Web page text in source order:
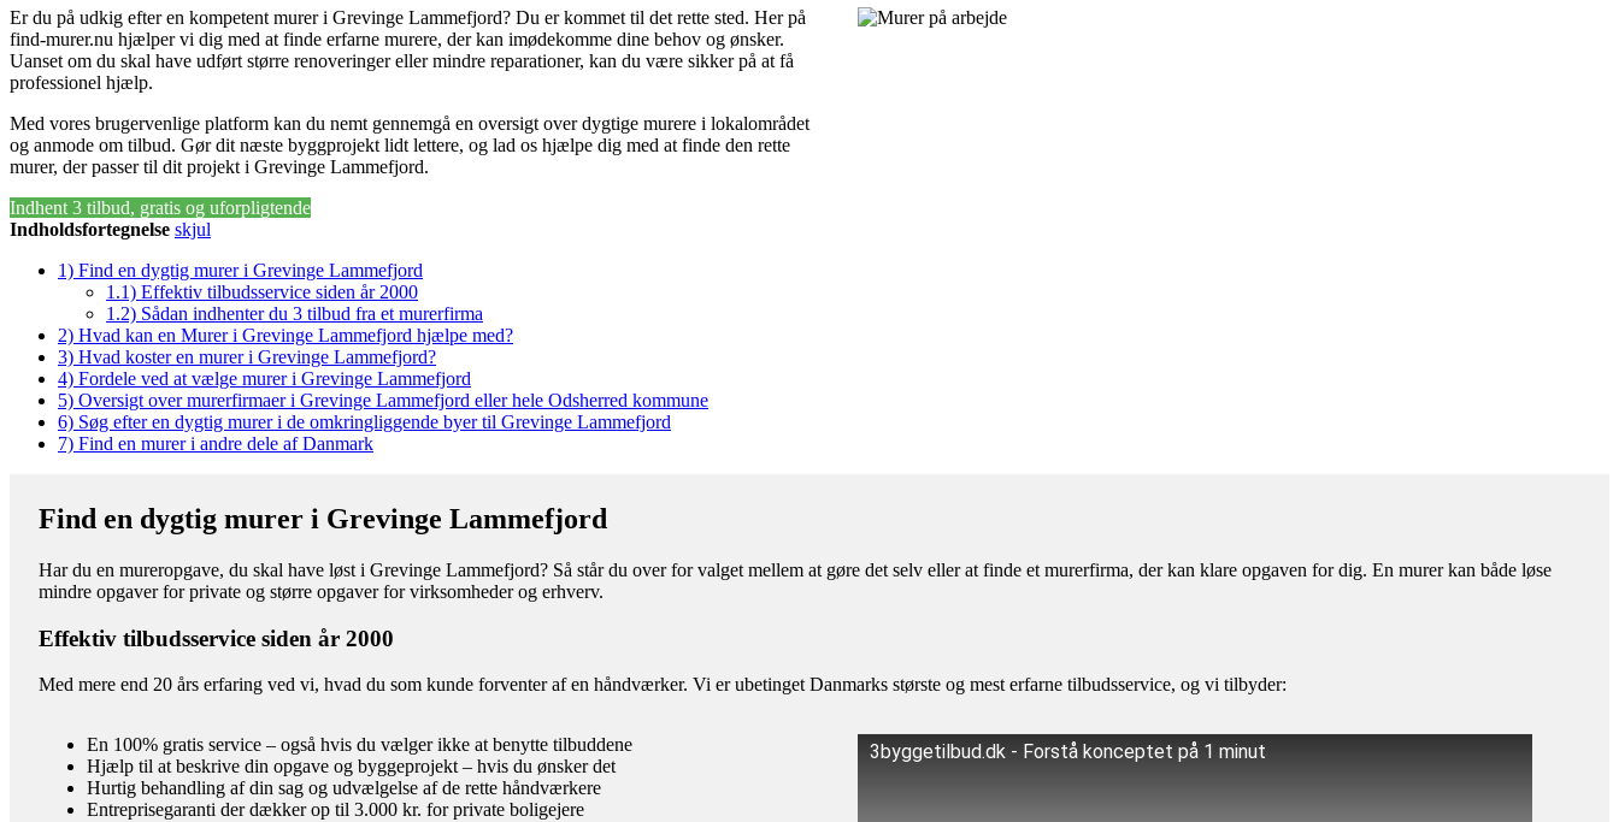
Er du på udkig efter en kompetent murer i Grevinge Lammefjord? Du er kommet til det rette sted. Her på
find-murer.nu hjælper vi dig med at finde erfarne murere, der kan imødekomme dine behov og ønsker.
Uanset om du skal have udført større renoveringer eller mindre reparationer, kan du være sikker på at få
professionel hjælp.
Med vores brugervenlige platform kan du nemt gennemgå en oversigt over dygtige murere i lokalområdet
og anmode om tilbud. Gør dit næste byggprojekt lidt lettere, og lad os hjælpe dig med at finde den rette
murer, der passer til dit projekt i Grevinge Lammefjord.
Indhent 3 tilbud, gratis og uforpligtende
Indholdsfortegnelse skjul
1) Find en dygtig murer i Grevinge Lammefjord
1.1) Effektiv tilbudsservice siden år 2000
1.2) Sådan indhenter du 3 tilbud fra et murerfirma
2) Hvad kan en Murer i Grevinge Lammefjord hjælpe med?
3) Hvad koster en murer i Grevinge Lammefjord?
4) Fordele ved at vælge murer i Grevinge Lammefjord
5) Oversigt over murerfirmaer i Grevinge Lammefjord eller hele Odsherred kommune
6) Søg efter en dygtig murer i de omkringliggende byer til Grevinge Lammefjord
7) Find en murer i andre dele af Danmark
Find en dygtig murer i Grevinge Lammefjord
Har du en mureropgave, du skal have løst i Grevinge Lammefjord? Så står du over for valget mellem at gøre det selv eller at finde et murerfirma, der kan klare opgaven for dig. En murer kan både løse
mindre opgaver for private og større opgaver for virksomheder og erhverv.
Effektiv tilbudsservice siden år 2000
Med mere end 20 års erfaring ved vi, hvad du som kunde forventer af en håndværker. Vi er ubetinget Danmarks største og mest erfarne tilbudsservice, og vi tilbyder:
En 100% gratis service – også hvis du vælger ikke at benytte tilbuddene
Hjælp til at beskrive din opgave og byggeprojekt – hvis du ønsker det
Hurtig behandling af din sag og udvælgelse af de rette håndværkere
Entreprisegaranti der dækker op til 3.000 kr. for private boligejere
3byggetilbud.dk - Forstå konceptet på 1 minut